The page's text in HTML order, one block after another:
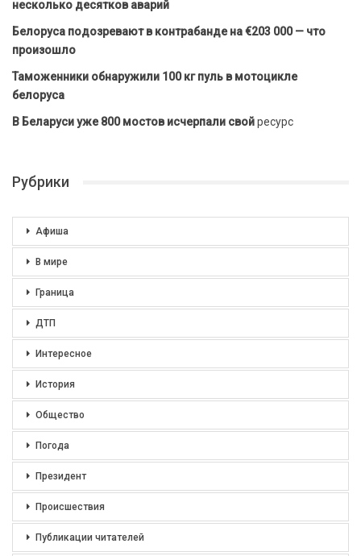
несколько десятков аварий
Белоруса подозревают в контрабанде на €203 000 — что
произошло
Таможенники обнаружили 100 кг пуль в мотоцикле
белоруса
В Беларуси уже 800 мостов исчерпали свойресурс
Рубрики
Афиша
В мире
Граница
ДТП
Интересное
История
Общество
Погода
Президент
Происшествия
Публикации читателей